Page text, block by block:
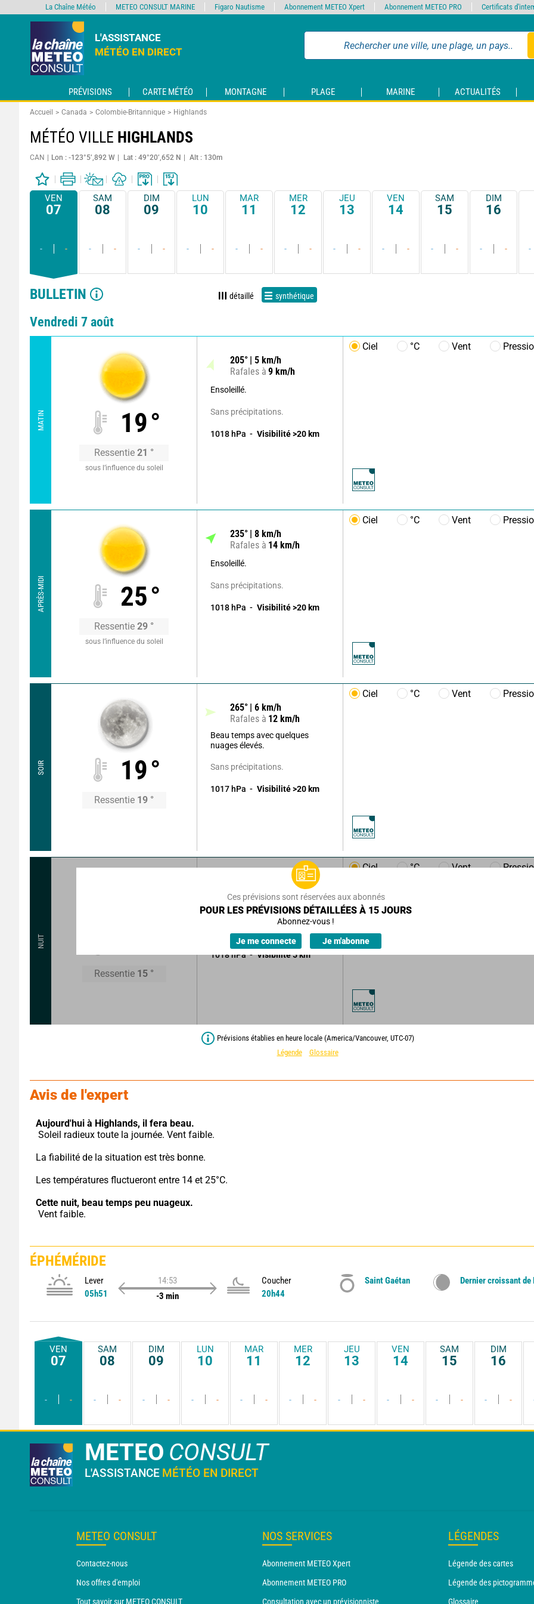
L'ASSISTANCE
MÉTÉO EN DIRECT
PRÉVISIONS CARTE MÉTÉO MONTAGNE PLAGE MARINE ACTUALITÉS
Accueil Canada Colombie-Britannique Highlands
MÉTÉO VILLE HIGHLANDS
CAN Lon : -123°5’,892 W Lat : 49°20’,652 N Alt : 130m
VEN
07
- -
SAM
08
- -
DIM
09
- -
LUN
10
- -
MAR
11
- -
MER
12
- -
JEU
13
- -
VEN
14
- -
SAM
15
- -
DIM
16
- - -
BULLETIN détaillé synthétique
Vendredi 7 août
MATIN 19°
Ressentie 21 °
sous l’influence du soleil
205° 5 km/h
Rafales à 9 km/h
Ensoleillé.
Sans précipitations.
1018 hPa Visibilité >20 km
Ciel °C Vent
APRÈS-MIDI 25°
Ressentie 29 °
sous l’influence du soleil
235° 8 km/h
Rafales à 14 km/h
Ensoleillé.
Sans précipitations.
1018 hPa Visibilité >20 km
Ciel °C Vent
SOIR 19°
Ressentie 19 °
265° 6 km/h
Rafales à 12 km/h
Beau temps avec quelques
nuages élevés.
Sans précipitations.
1017 hPa Visibilité >20 km
Ciel °C Vent
NUIT
Ressentie 15 °
Rafales à5 km/h
Beau temps peu nuageux.
Sans précipitations.
1018hPa Visibilité5km
Ciel °C Vent
Ces prévisions sont réservées aux abonnés
POUR LES PRÉVISIONS DÉTAILLÉES À 15 JOURS
Abonnez-vous !
Je me connecte Je m'abonne
Prévisions établies en heure locale (America/Vancouver, UTC-07)
Légende
Glossaire
Avis de l'expert
Aujourd'hui à Highlands, il fera beau.
Soleil radieux toute la journée. Vent faible.
La fiabilité de la situation est très bonne.
Les températures fluctueront entre 14 et 25°C.
Cette nuit, beau temps peu nuageux.
Vent faible.
ÉPHÉMÉRIDE
Lever
05h51
14:53
-3 min
Coucher
20h44
Saint Gaétan Dernier croissant de
VEN
07
- -
SAM
08
- -
DIM
09
- -
LUN
10
- -
MAR
11
- -
MER
12
- -
JEU
13
- -
VEN
14
- -
SAM
15
- -
DIM
16
- -
METEO CONSULT
L'ASSISTANCE MÉTÉO EN DIRECT
METEO CONSULT
Contactez-nous
Nos offres d'emploi
Tout savoir sur METEO CONSULT
NOS SERVICES
Abonnement METEO Xpert
Abonnement METEO PRO
Consultation avec un prévisionniste
LÉGENDES
Légende des cartes
Légende des
Glossaire
La Chaîne Météo METEO CONSULT MARINE Figaro Nautisme Abonnement METEO Xpert Abonnement METEO PRO Certificats